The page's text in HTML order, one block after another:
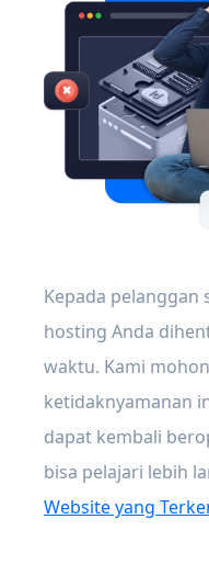
Kepada pelanggan
hosting Anda
waktu. Kami
ketidaknyamanan
dapat kembali
bisa pelajari lebih
Website yang